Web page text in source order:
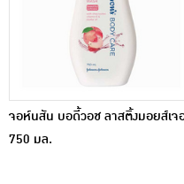
จอห์นสัน บอดี้วอช ลาสติ้งมอยส์เจ
750 มล.